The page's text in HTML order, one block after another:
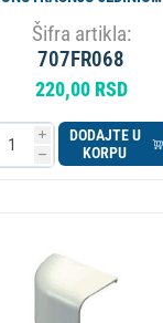
65x50 CPLUS
VECAMCO 9801-103-
08
Šifra artikla:
707FR068
220,00 RSD
i
h
DODAJTE U
KORPU